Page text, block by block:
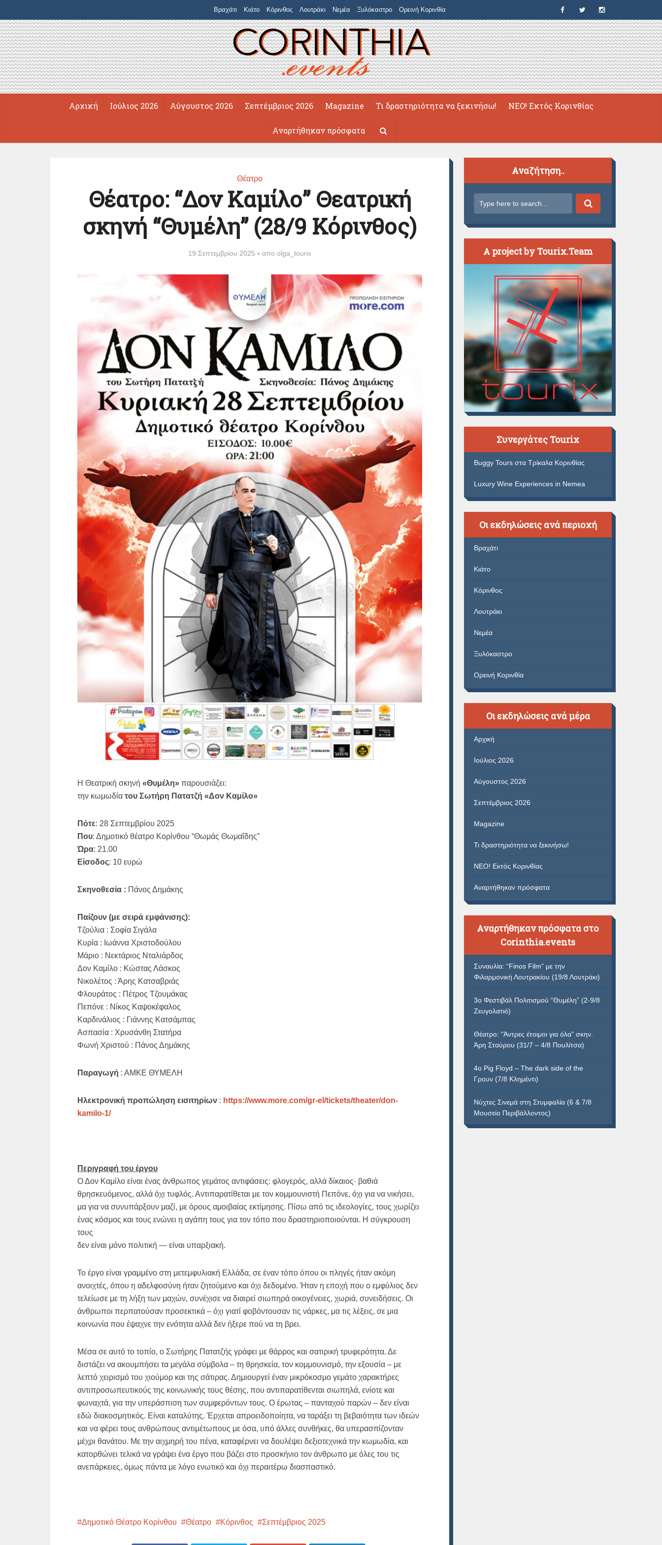
Βραχάτι Κιάτο Κόρινθος Λουτράκι Νεμέα Ξυλόκαστρο Ορεινή Κορινθία
Αρχική Ιούλιος 2026 Αύγουστος 2026 Σεπτέμβριος 2026 Magazine Τι δραστηριότητα να ξεκινήσω! ΝΕΟ! Εκτός Κορινθίας
Αναρτήθηκαν πρόσφατα
Θέατρο
Θέατρο: “Δον Καμίλο” Θεατρική
σκηνή “Θυμέλη” (28/9 Κόρινθος)
19 Σεπτεμβρίου 2025 απο olga_tourix
Η Θεατρική σκηνή «Θυμέλη» παρουσιάζει:
την κωμωδία του Σωτήρη Πατατζή «Δον Καμίλο»
Πότε: 28 Σεπτεμβρίου 2025
Που: Δημοτικό θέατρο Κορίνθου “Θωμάς Θωμαΐδης”
Ώρα: 21.00
Είσοδος: 10 ευρώ
Σκηνοθεσία : Πάνος Δημάκης
Παίζουν (με σειρά εμφάνισης):
Τζούλια : Σοφία Σιγάλα
Κυρία : Ιωάννα Χριστοδούλου
Μάριο : Νεκτάριος Νταλιάρδος
Δον Καμίλο : Κώστας Λάσκος
Νικολέτος : Άρης Κατσαβριάς
Φλουράτος : Πέτρος Τζουμάκας
Πεπόνε : Νίκος Καψοκέφαλος
Καρδινάλιος : Γιάννης Κατσάμπας
Ασπασία : Χρυσάνθη Στατήρα
Φωνή Χριστού : Πάνος Δημάκης
Παραγωγή : ΑΜΚΕ ΘΥΜΕΛΗ
Ηλεκτρονική προπώληση εισιτηρίων : https://www.more.com/gr-el/tickets/theater/don-
kamilo-1/
Περιγραφή του έργου
Ο Δον Καμίλο είναι ένας άνθρωπος γεμάτος αντιφάσεις: φλογερός, αλλά δίκαιος· βαθιά
θρησκευόμενος, αλλά όχι τυφλός. Αντιπαρατίθεται με τον κομμουνιστή Πεπόνε, όχι για να νικήσει,
μα για να συνυπάρξουν μαζί, με όρους αμοιβαίας εκτίμησης. Πίσω από τις ιδεολογίες, τους χωρίζει
ένας κόσμος και τους ενώνει η αγάπη τους για τον τόπο που δραστηριοποιούνται. Η σύγκρουση
τους
δεν είναι μόνο πολιτική — είναι υπαρξιακή.
Το έργο είναι γραμμένο στη μετεμφυλιακή Ελλάδα, σε έναν τόπο όπου οι πληγές ήταν ακόμη
ανοιχτές, όπου η αδελφοσύνη ήταν ζητούμενο και όχι δεδομένο. Ήταν η εποχή που ο εμφύλιος δεν
τελείωσε με τη λήξη των μαχών, συνέχισε να διαιρεί σιωπηρά οικογένειες, χωριά, συνειδήσεις. Οι
άνθρωποι περπατούσαν προσεκτικά – όχι γιατί φοβόντουσαν τις νάρκες, μα τις λέξεις, σε μια
κοινωνία που έψαχνε την ενότητα αλλά δεν ήξερε πού να τη βρει.
Μέσα σε αυτό το τοπίο, ο Σωτήρης Πατατζής γράφει με θάρρος και σατιρική τρυφερότητα. Δε
διστάζει να ακουμπήσει τα μεγάλα σύμβολα – τη θρησκεία, τον κομμουνισμό, την εξουσία – με
λεπτό χειρισμό του χιούμορ και της σάτιρας. Δημιουργεί έναν μικρόκοσμο γεμάτο χαρακτήρες
αντιπροσωπευτικούς της κοινωνικής τους θέσης, που αντιπαρατίθενται σιωπηλά, ενίοτε και
φωναχτά, για την υπεράσπιση των συμφερόντων τους. Ο έρωτας – πανταχού παρών – δεν είναι
εδώ διακοσμητικός. Είναι καταλύτης. Έρχεται απροειδοποίητα, να ταράξει τη βεβαιότητα των ιδεών
και να φέρει τους ανθρώπους αντιμέτωπους με όσα, υπό άλλες συνθήκες, θα υπερασπίζονταν
μέχρι θανάτου. Με την αιχμηρή του πένα, καταφέρνει να δουλέψει δεξιοτεχνικά την κωμωδία, και
κατορθώνει τελικά να γράψει ένα έργο που βάζει στο προσκήνιο τον άνθρωπο με όλες του τις
ανεπάρκειες, όμως πάντα με λόγο ενωτικό και όχι περαιτέρω διασπαστικό.
Δημοτικό Θέατρο Κορίνθου Θέατρο Κόρινθος Σεπτέμβριος 2025
Αναζήτηση..
A project by Tourix.Team
Συνεργάτες Tourix
Buggy Tours στα Τρίκαλα Κορινθίας
Luxury Wine Experiences in Nemea
Οι εκδηλώσεις ανά περιοχή
Βραχάτι
Κιάτο
Κόρινθος
Λουτράκι
Νεμέα
Ξυλόκαστρο
Ορεινή Κορινθία
Οι εκδηλώσεις ανά μέρα
Αρχική
Ιούλιος 2026
Αύγουστος 2026
Σεπτέμβριος 2026
Magazine
Τι δραστηριότητα να ξεκινήσω!
ΝΕΟ! Εκτός Κορινθίας
Αναρτήθηκαν πρόσφατα
Αναρτήθηκαν πρόσφατα στο
Corinthia.events
Συναυλία: “Finos Film” με την
Φιλαρμονική Λουτρακίου (19/8 Λουτράκι)
3ο Φεστιβάλ Πολιτισμού “Θυμέλη” (2-9/8
Ζευγολατιό)
Θέατρο: “Άντρες έτοιμοι για όλα” σκην.
Άρη Σταύρου (31/7 – 4/8 Πουλίτσα)
4ο Pig Floyd – The dark side of the
Γρουν (7/8 Κλημέντι)
Νύχτες Σινεμά στη Στυμφαλία (6 & 7/8
Μουσείο Περιβάλλοντος)